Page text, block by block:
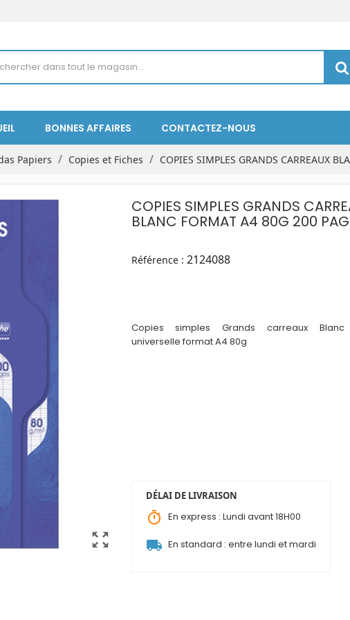
BONNES AFFAIRES CONTACTEZ-NOUS
Papiers Copies et Fiches COPIES SIMPLES GRANDS CARREAUX
zoom_out_map
COPIES SIMPLES GRANDS
BLANC FORMAT A4 80G 200
Référence : 2124088
Copies simples Grands carreaux Blanc
universelle format A4 80g
DÉLAI DE LIVRAISON
timer En express : Lundi avant 18H00
local_shipping En standard : entre lundi et mardi